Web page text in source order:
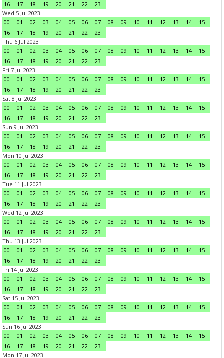
16
17 18 19 20 21 22
23
Wed 5 Jul 2023
00
01 02 03 04 05 06 07 08 09 10 11 12 13 14
15
16
17 18 19 20 21 22
23
Thu 6 Jul 2023
00
01 02 03 04 05 06 07 08 09 10 11 12 13 14
15
16
17 18 19 20 21 22
23
Fri 7 Jul 2023
00
01 02 03 04 05 06 07 08 09 10 11 12 13 14
15
16
17 18 19 20 21 22
23
Sat 8 Jul 2023
00
01 02 03 04 05 06 07 08 09 10 11 12 13 14
15
16
17 18 19 20 21 22
23
Sun 9 Jul 2023
00
01 02 03 04 05 06 07 08 09 10 11 12 13 14
15
16
17 18 19 20 21 22
23
Mon 10 Jul 2023
00
01 02 03 04 05 06 07 08 09 10 11 12 13 14
15
16
17 18 19 20 21 22
23
Tue 11 Jul 2023
00
01 02 03 04 05 06 07 08 09 10 11 12 13 14
15
16
17 18 19 20 21 22
23
Wed 12 Jul 2023
00
01 02 03 04 05 06 07 08 09 10 11 12 13 14
15
16
17 18 19 20 21 22
23
Thu 13 Jul 2023
00
01 02 03 04 05 06 07 08 09 10 11 12 13 14
15
16
17 18 19 20 21 22
23
Fri 14 Jul 2023
00
01 02 03 04 05 06 07 08 09 10 11 12 13 14
15
16
17 18 19 20 21 22
23
Sat 15 Jul 2023
00
01 02 03 04 05 06 07 08 09 10 11 12 13 14
15
16
17 18 19 20 21 22
23
Sun 16 Jul 2023
00
01 02 03 04 05 06 07 08 09 10 11 12 13 14
15
16
17 18 19 20 21 22
23
Mon 17 Jul 2023